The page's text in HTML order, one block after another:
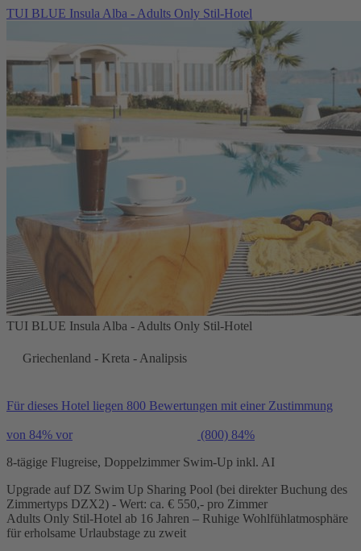
TUI BLUE Insula Alba - Adults Only Stil-Hotel
TUI BLUE Insula Alba - Adults Only Stil-Hotel
Griechenland - Kreta - Analipsis
Für dieses Hotel liegen 800 Bewertungen mit einer Zustimmung
von 84% vor (800) 84%
8-tägige Flugreise, Doppelzimmer Swim-Up inkl. AI
Upgrade auf DZ Swim Up Sharing Pool (bei direkter Buchung des
Zimmertyps DZX2) - Wert: ca. € 550,- pro Zimmer
Adults Only Stil-Hotel ab 16 Jahren – Ruhige Wohlfühlatmosphäre
für erholsame Urlaubstage zu zweit